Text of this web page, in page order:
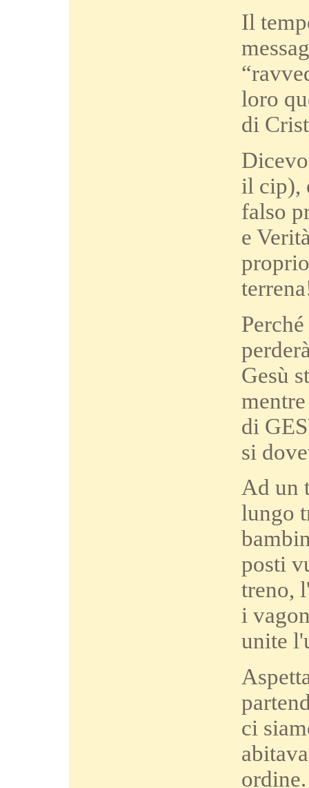
Il
loro
di
il cip),
falso
e
Gesù
di
si
Ad un
lungo
posti
treno,
i
unite
ci